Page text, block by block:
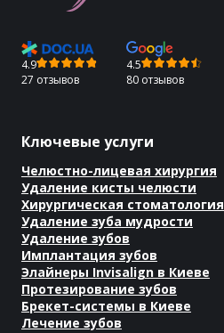
4.9
27 отзывов
4.5
80 отзывов
Ключевые услуги
Челюстно-лицевая хирургия
Удаление кисты челюсти
Хирургическая стоматология
Удаление зуба мудрости
Удаление зубов
Имплантация зубов
Элайнеры Invisalign в Киеве
Протезирование зубов
Брекет-системы в Киеве
Лечение зубов